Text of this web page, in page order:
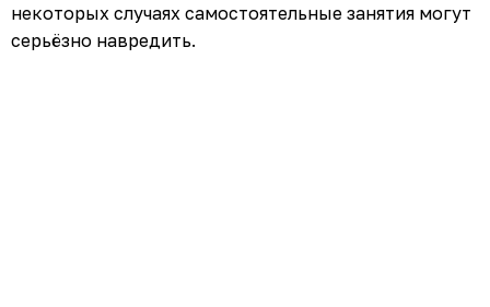
некоторых случаях самостоятельные занятия могут
серьёзно навредить.